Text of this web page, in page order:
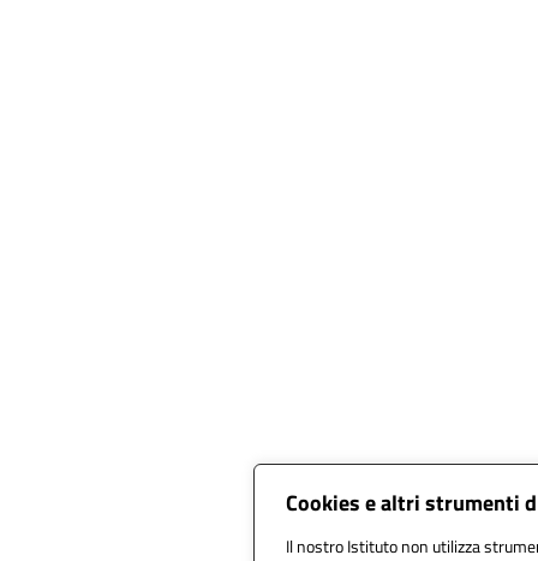
Cookies e altri strumenti
Il nostro Istituto non utilizza